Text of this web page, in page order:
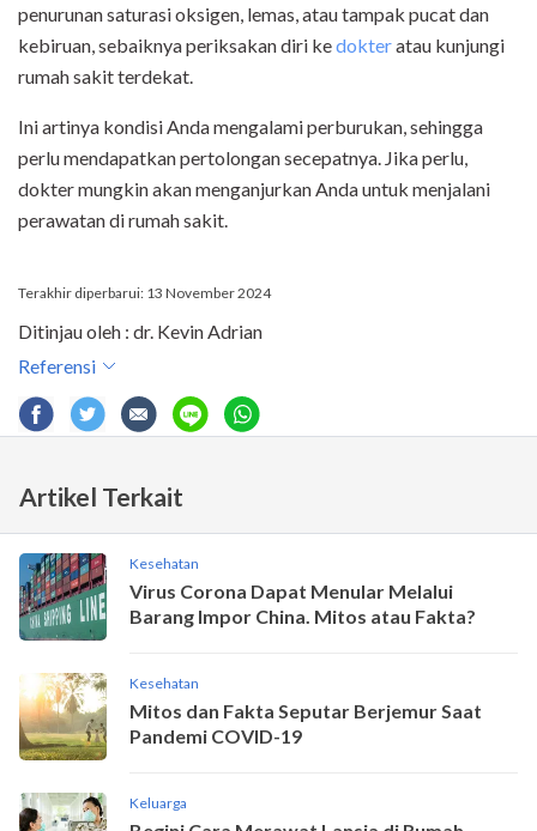
penurunan saturasi oksigen, lemas, atau tampak pucat dan
kebiruan, sebaiknya periksakan diri kedokteratau kunjungi
rumah sakit terdekat.
Ini artinya kondisi Anda mengalami perburukan, sehingga
perlu mendapatkan pertolongan secepatnya. Jika perlu,
dokter mungkin akan menganjurkan Anda untuk menjalani
perawatan di rumah sakit.
Terakhir diperbarui: 13 November 2024